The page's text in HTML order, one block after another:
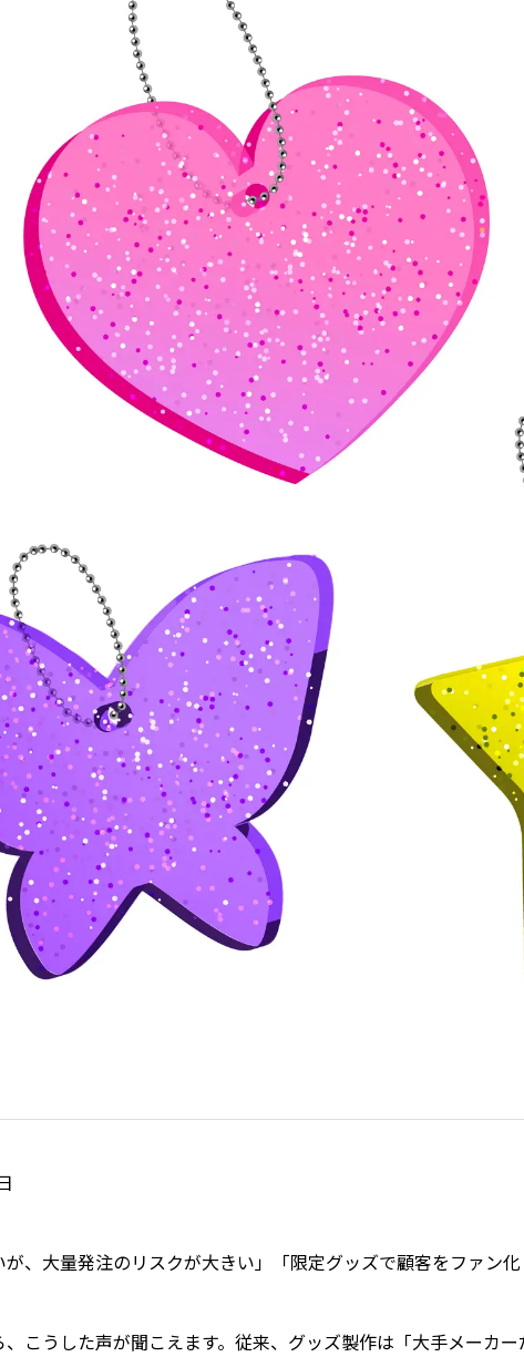
が、大量発注のリスクが大きい」「限定グッズで顧客をファン化
こうした声が聞こえます。従来、グッズ製作は「大手メーカ